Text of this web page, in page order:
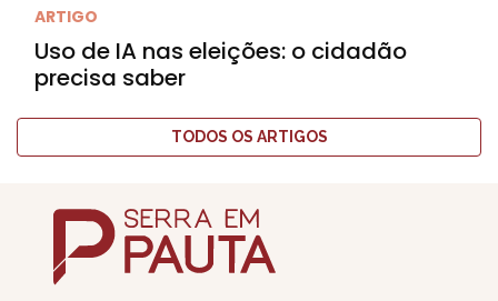
ARTIGO
Uso de IA nas eleições: o cidadão
precisa saber
TODOS OS ARTIGOS